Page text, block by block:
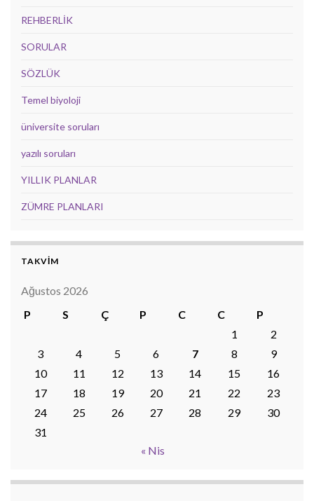
REHBERLİK
SORULAR
SÖZLÜK
Temel biyoloji
üniversite soruları
yazılı soruları
YILLIK PLANLAR
ZÜMRE PLANLARI
TAKVİM
Ağustos 2026
P
S Ç P C C
P
1
2
3
4 5 6 7 8
9
10
11 12 13 14 15
16
17
18 19 20 21 22
23
24
25 26 27 28 29
30
31
« Nis